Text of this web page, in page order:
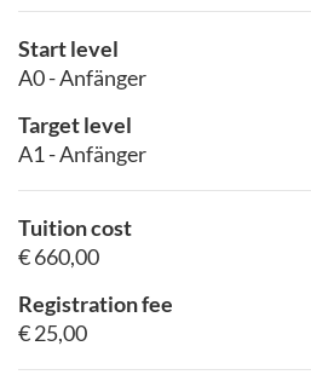
Start level
A0 - Anfänger
Target level
A1 - Anfänger
Tuition cost
€ 660,00
Registration fee
€ 25,00